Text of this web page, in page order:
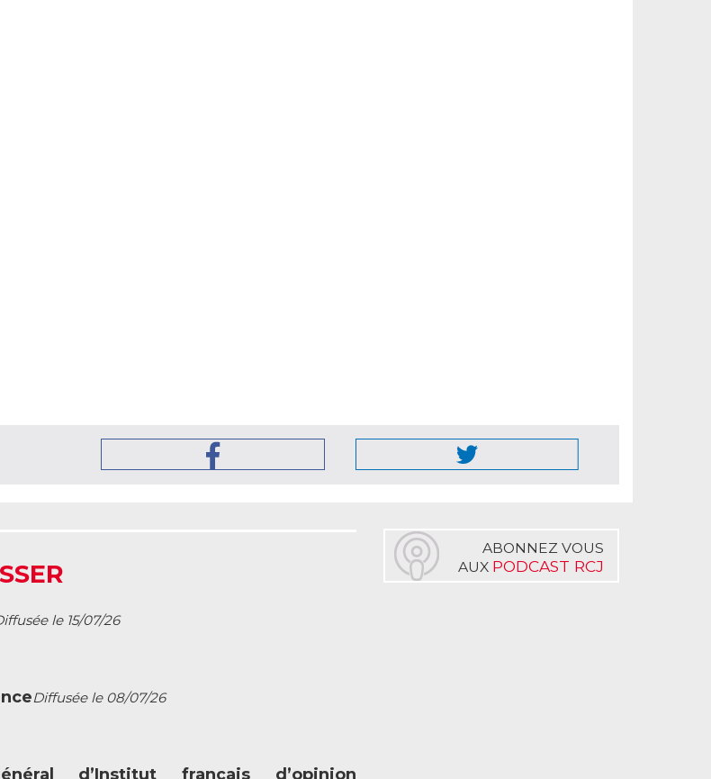
le 15/07/26
Diffusée le 08/07/26
d’Institut français d’opinion
ABONNEZ VOUS
AUX PODCAST RCJ